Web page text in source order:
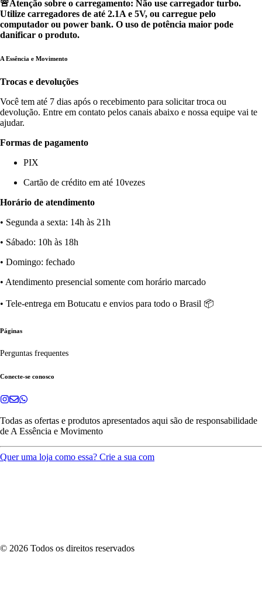
🚨Atenção sobre o carregamento: Não use carregador turbo.
Utilize carregadores de até 2.1A e 5V, ou carregue pelo
computador ou power bank. O uso de potência maior pode
danificar o produto.
A Essência e Movimento
Trocas e devoluções
Você tem até 7 dias após o recebimento para solicitar troca ou
devolução. Entre em contato pelos canais abaixo e nossa equipe vai te
ajudar.
Formas de pagamento
PIX
Cartão de crédito em até 10vezes
Horário de atendimento
• Segunda a sexta: 14h às 21h
• Sábado: 10h às 18h
• Domingo: fechado
• Atendimento presencial somente com horário marcado
• Tele-entrega em Botucatu e envios para todo o Brasil 📦
Páginas
Perguntas frequentes
Conecte-se conosco
Todas as ofertas e produtos apresentados aqui são de responsabilidade
de A Essência e Movimento
Quer uma loja como essa? Crie a sua com
© 2026 Todos os direitos reservados